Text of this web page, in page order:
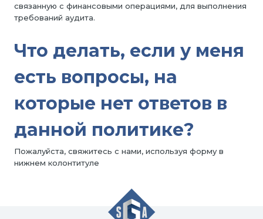
связанную с финансовыми операциями, для выполнения
требований аудита.
Что делать, если у меня
есть вопросы, на
которые нет ответов в
данной политике?
Пожалуйста, свяжитесь с нами, используя форму в
нижнем колонтитуле